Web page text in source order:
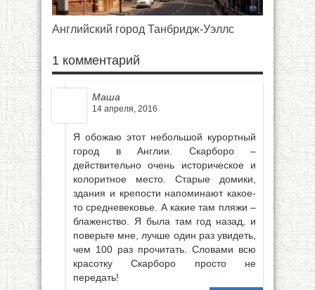
Английский город Танбридж-Уэллс
1 комментарий
Маша
14 апреля, 2016
Я обожаю этот небольшой курортный
город в Англии. Скарборо –
действительно очень историческое и
колоритное место. Старые домики,
здания и крепости напоминают какое-
то средневековье. А какие там пляжи –
блаженство. Я была там год назад, и
поверьте мне, лучше один раз увидеть,
чем 100 раз прочитать. Словами всю
красотку Скарборо просто не
передать!